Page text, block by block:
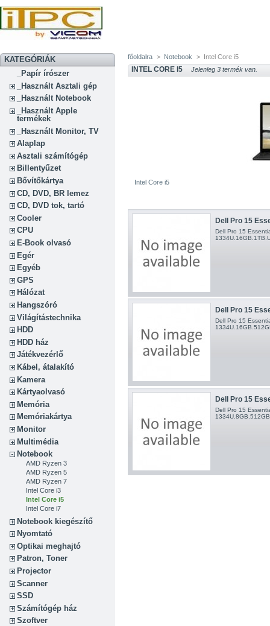
KATEGÓRIÁK
_Papír írószer
_Használt Asztali gép
_Használt Notebook
_Használt Apple
termékek
_Használt Monitor, TV
Alaplap
Asztali számítógép
Billentyűzet
Bővítőkártya
CD, DVD, BR lemez
CD, DVD tok, tartó
Cooler
CPU
E-Book olvasó
Egér
Egyéb
GPS
Hálózat
Hangszóró
Világítástechnika
HDD
HDD ház
Játékvezérlő
Kábel, átalakító
Kamera
Kártyaolvasó
Memória
Memóriakártya
Monitor
Multimédia
Notebook
AMD Ryzen 3
AMD Ryzen 5
AMD Ryzen 7
Intel Core i3
Intel Core i5
Intel Core i7
Notebook kiegészítő
Nyomtató
Optikai meghajtó
Patron, Toner
Projector
Scanner
SSD
Számítógép ház
Szoftver
főoldalra > Notebook > Intel Core i5
INTEL CORE I5 Jelenleg 3 termék van.
Intel Core i5
Dell Pro 15
Dell Pro 15
Dell Pro 15
Dell Pro 15
Dell Pro 15
Dell Pro 15